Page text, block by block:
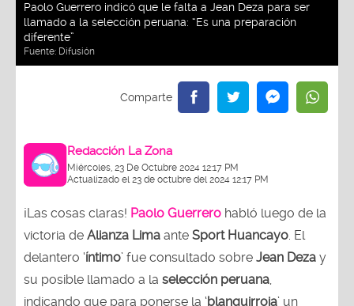
Paolo Guerrero indicó que le falta a Jean Deza para ser
llamado a la selección peruana: “Es una preparación
diferente”
Fuente: Difusión
Redacción La Zona
Miércoles, 23 De Octubre 2024 12:17 PM
Actualizado el 23 de octubre del 2024 12:17 PM
¡Las cosas claras! Paolo Guerrero habló luego de la
victoria de Alianza Lima ante Sport Huancayo. El
delantero ‘íntimo’ fue consultado sobre Jean Deza y
su posible llamado a la selección peruana,
indicando que para ponerse la ‘blanquirroja’ un